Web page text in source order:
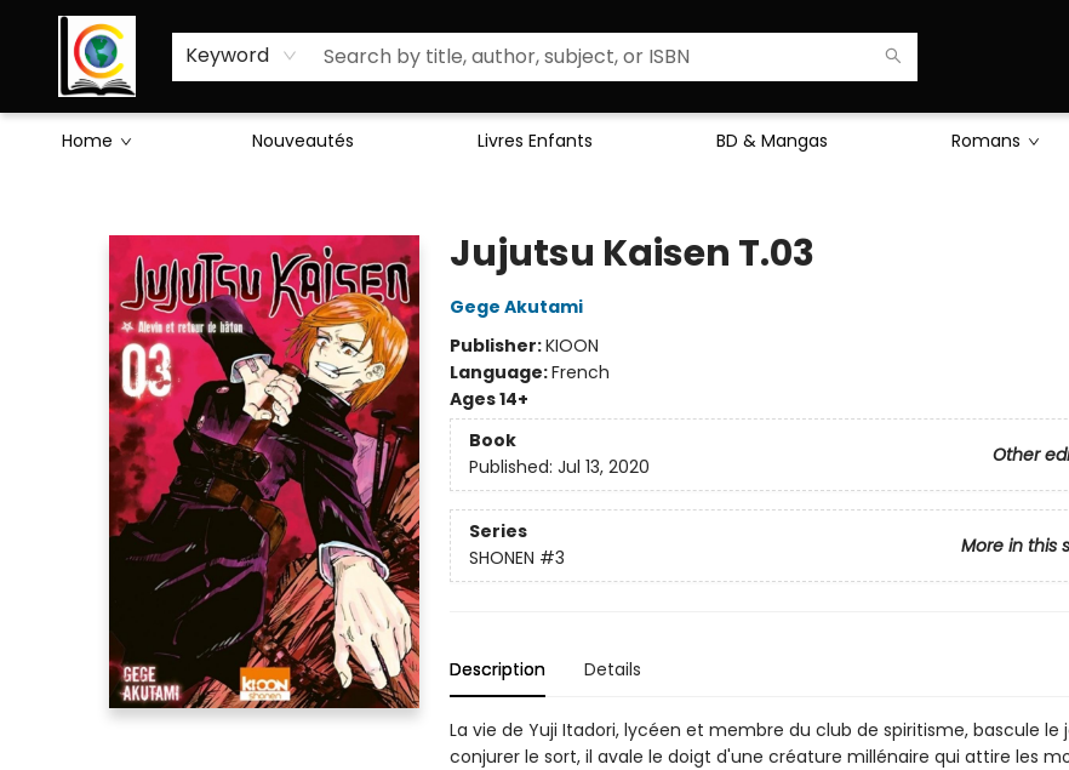
Keyword
Home Nouveautés Livres Enfants BD & Mangas Romans
Sciences Humaines
Activités & Jeux
Enseignants
Littérature
À Propos de Nous
Jujutsu Kaisen T.03
Gege Akutami
Publisher:KIOON
Language:French
Ages 14+
Book
Other
Published: Jul 13, 2020
Series
More in this
SHONEN #3
Description Details
La vie de Yuji Itadori, lycéen et membre du club de spiritisme, bascule le
conjurer le sort, il avale le doigt d'une créature millénaire qui attire les